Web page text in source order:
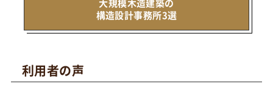
大規模木造建築の
構造設計事務所3選
利用者の声